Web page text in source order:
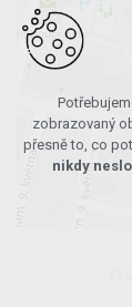
©
zobrazovaný
přesně to, co
nikdy